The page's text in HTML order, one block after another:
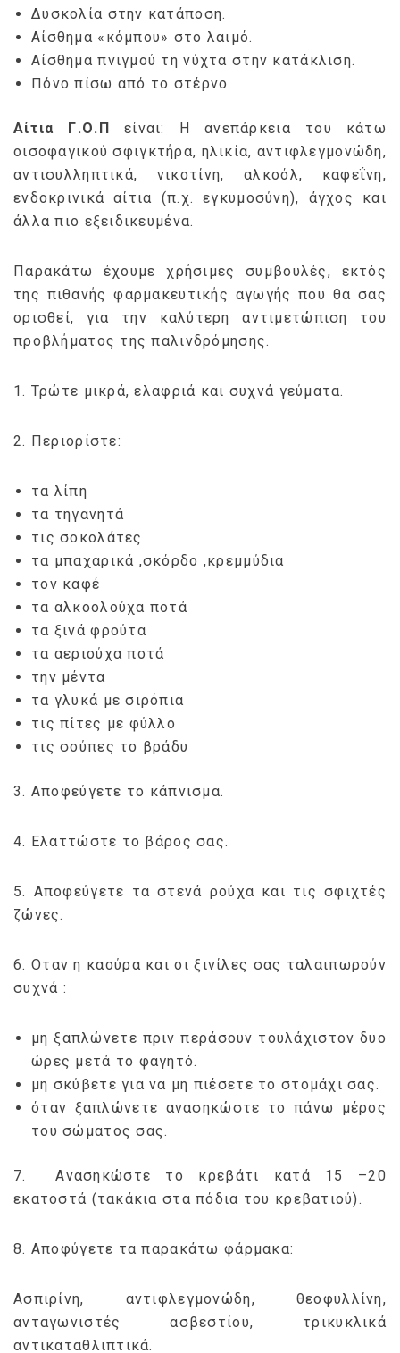
Δυσκολία στην κατάποση.
Αίσθημα «κόμπου» στο λαιμό.
Αίσθημα πνιγμού τη νύχτα στην κατάκλιση.
Πόνο πίσω από το στέρνο.
Αίτια Γ.Ο.Π είναι: Η ανεπάρκεια του κάτω
οισοφαγικού σφιγκτήρα, ηλικία, αντιφλεγμονώδη,
αντισυλληπτικά, νικοτίνη, αλκοόλ, καφεΐνη,
ενδοκρινικά αίτια (π.χ. εγκυμοσύνη), άγχος και
άλλα πιο εξειδικευμένα.
Παρακάτω έχουμε χρήσιμες συμβουλές, εκτός
της πιθανής φαρμακευτικής αγωγής που θα σας
ορισθεί, για την καλύτερη αντιμετώπιση του
προβλήματος της παλινδρόμησης.
1. Τρώτε μικρά, ελαφριά και συχνά γεύματα.
2. Περιορίστε:
τα λίπη
τα τηγανητά
τις σοκολάτες
τα μπαχαρικά ,σκόρδο ,κρεμμύδια
τον καφέ
τα αλκοολούχα ποτά
τα ξινά φρούτα
τα αεριούχα ποτά
την μέντα
τα γλυκά με σιρόπια
τις πίτες με φύλλο
τις σούπες το βράδυ
3. Αποφεύγετε το κάπνισμα.
4. Ελαττώστε το βάρος σας.
5. Αποφεύγετε τα στενά ρούχα και τις σφιχτές
ζώνες.
6. Οταν η καούρα και οι ξινίλες σας ταλαιπωρούν
συχνά :
μη ξαπλώνετε πριν περάσουν τουλάχιστον δυο
ώρες μετά το φαγητό.
μη σκύβετε για να μη πιέσετε το στομάχι σας.
όταν ξαπλώνετε ανασηκώστε το πάνω μέρος
του σώματος σας.
7. Ανασηκώστε το κρεβάτι κατά 15 –20
εκατοστά (τακάκια στα πόδια του κρεβατιού).
8. Αποφύγετε τα παρακάτω φάρμακα:
Ασπιρίνη, αντιφλεγμονώδη, θεοφυλλίνη,
ανταγωνιστές ασβεστίου, τρικυκλικά
αντικαταθλιπτικά.